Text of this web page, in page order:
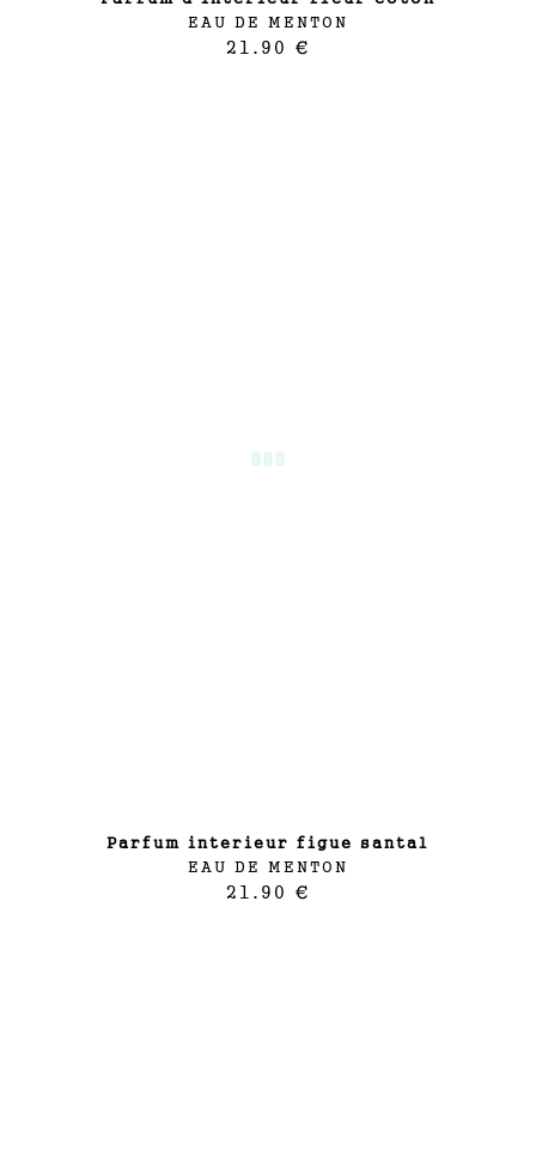
EAU DE MENTON
21.90 €
parfum interieur figue santal
EAU DE MENTON
21.90 €